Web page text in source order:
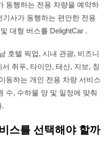
동행하는 전용 차량을 예약하
사가 동행하는 편안한 전용
대형 버스를 DelightCar .
호텔 픽업, 시내 관광, 비즈니
취푸, 타이안, 태산, 지보, 칭
동하는 개인 전용 차량 서비스
수, 수하물 양 및 일정에 맞춰
.
스를 선택해야 할까